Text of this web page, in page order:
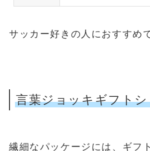
サッカー好きの人におすすめ
言葉ジョッキギフト
繊細なパッケージには、ギフ